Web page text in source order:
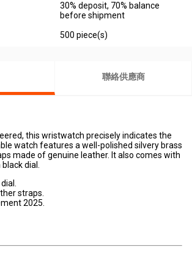
30% deposit, 70% balance
before shipment
500 piece(s)
聯絡供應商
this wristwatch precisely indicates the
watch features a well-polished silvery brass
made of genuine leather. It also comes with
dial.
straps.
2025.